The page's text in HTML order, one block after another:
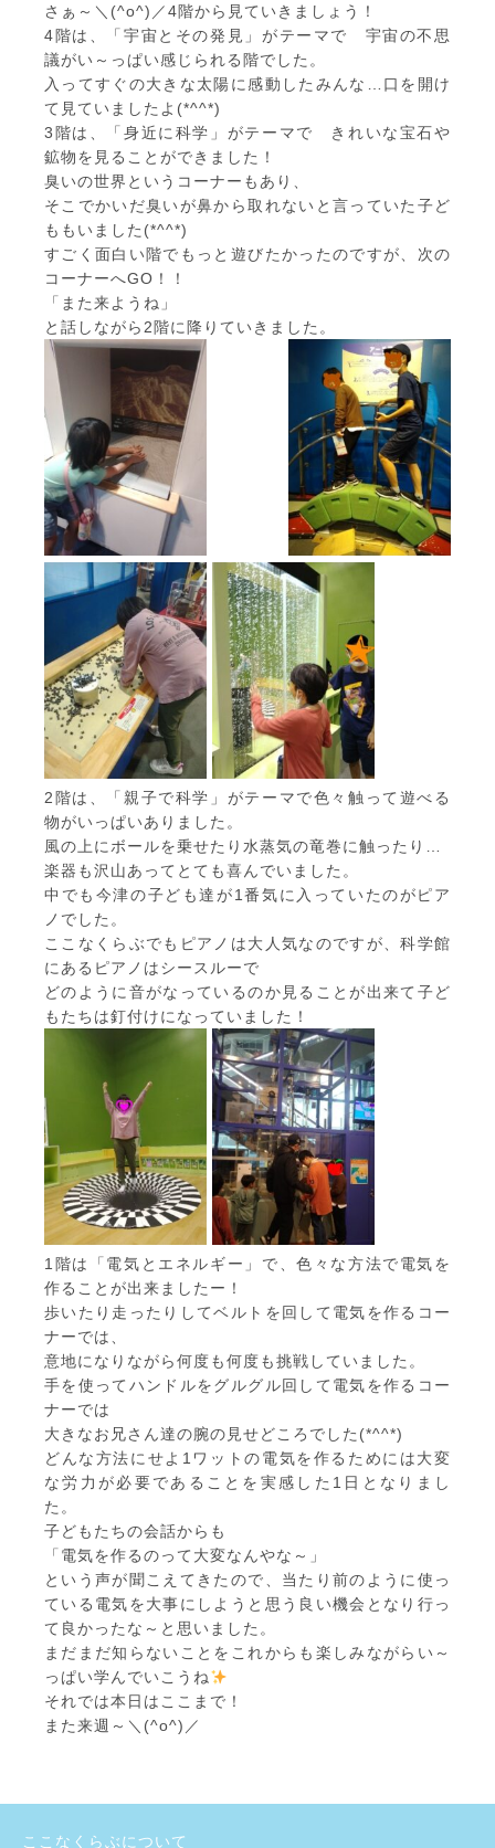
さぁ～＼(^o^)／4階から見ていきましょう！
4階は、「宇宙とその発見」がテーマで 宇宙の不思
議がい～っぱい感じられる階でした。
入ってすぐの大きな太陽に感動したみんな…口を開け
て見ていましたよ(*^^*)
3階は、「身近に科学」がテーマで きれいな宝石や
鉱物を見ることができました！
臭いの世界というコーナーもあり、
そこでかいだ臭いが鼻から取れないと言っていた子ど
ももいました(*^^*)
すごく面白い階でもっと遊びたかったのですが、次の
コーナーへGO！！
「また来ようね」
と話しながら2階に降りていきました。
2階は、「親子で科学」がテーマで色々触って遊べる
物がいっぱいありました。
風の上にボールを乗せたり水蒸気の竜巻に触ったり…
楽器も沢山あってとても喜んでいました。
中でも今津の子ども達が1番気に入っていたのがピア
ノでした。
ここなくらぶでもピアノは大人気なのですが、科学館
にあるピアノはシースルーで
どのように音がなっているのか見ることが出来て子ど
もたちは釘付けになっていました！
1階は「電気とエネルギー」で、色々な方法で電気を
作ることが出来ましたー！
歩いたり走ったりしてベルトを回して電気を作るコー
ナーでは、
意地になりながら何度も何度も挑戦していました。
手を使ってハンドルをグルグル回して電気を作るコー
ナーでは
大きなお兄さん達の腕の見せどころでした(*^^*)
どんな方法にせよ1ワットの電気を作るためには大変
な労力が必要であることを実感した1日となりまし
た。
子どもたちの会話からも
「電気を作るのって大変なんやな～」
という声が聞こえてきたので、当たり前のように使っ
ている電気を大事にしようと思う良い機会となり行っ
て良かったな～と思いました。
まだまだ知らないことをこれからも楽しみながらい～
っぱい学んでいこうね
それでは本日はここまで！
また来週～＼(^o^)／
ここなくらぶについて